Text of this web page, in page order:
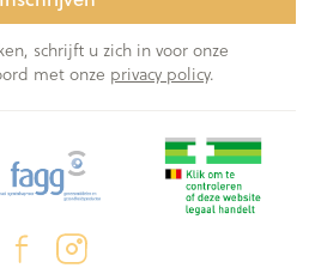
schrijft u zich in voor onze
met onze privacy policy.